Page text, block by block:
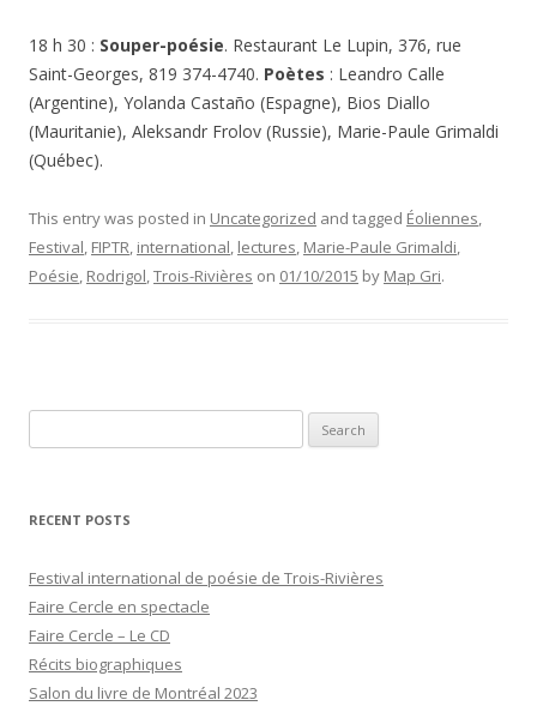
18 h 30 : Souper-poésie. Restaurant Le Lupin, 376, rue
Saint-Georges, 819 374-4740. Poètes : Leandro Calle
(Argentine), Yolanda Castaño (Espagne), Bios Diallo
(Mauritanie), Aleksandr Frolov (Russie), Marie-Paule Grimaldi
(Québec).
This entry was posted in Uncategorized and tagged Éoliennes,
Festival, FIPTR, international, lectures, Marie-Paule Grimaldi,
Poésie, Rodrigol,Trois-Rivières on 01/10/2015 by Map Gri.
for:
RECENT POSTS
Festival international de poésie de Trois-Rivières
Faire Cercle en spectacle
Faire Cercle – Le CD
Récits biographiques
Salon du livre de Montréal 2023